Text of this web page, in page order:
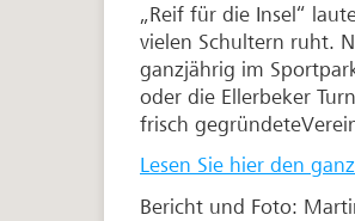
„Reif für die Insel“
vielen Schultern ruht.
ganzjährig im
oder die Ellerbeker
frisch
Lesen Sie hier den
Bericht und Foto: